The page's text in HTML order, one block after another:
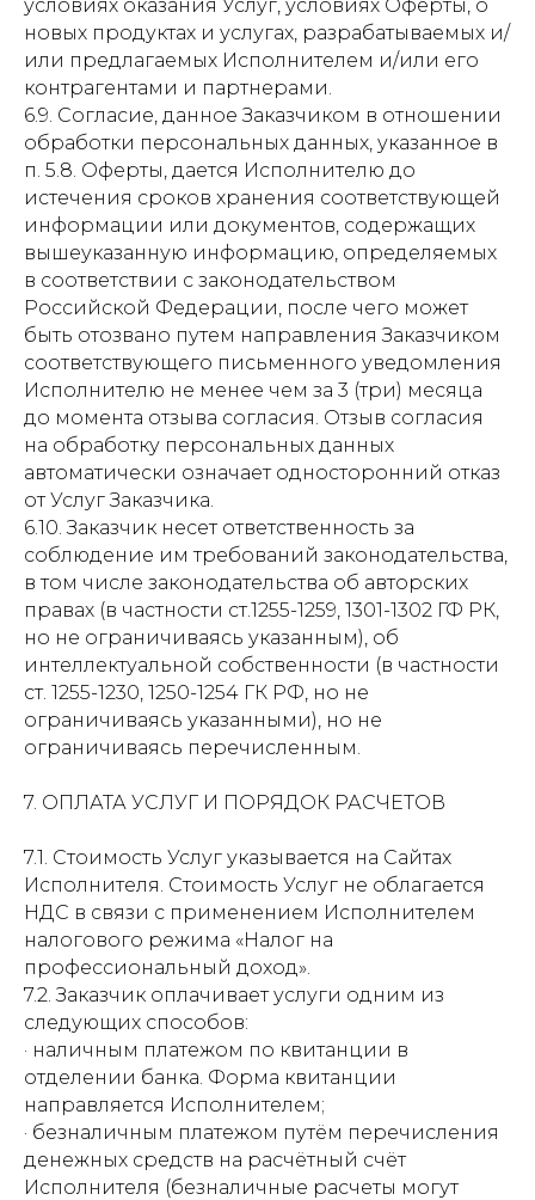
условиях оказания Услуг, условиях Оферты, о
новых продуктах и услугах, разрабатываемых и/
или предлагаемых Исполнителем и/или его
контрагентами и партнерами.
6.9. Согласие, данное Заказчиком в отношении
обработки персональных данных, указанное в
п. 5.8. Оферты, дается Исполнителю до
истечения сроков хранения соответствующей
информации или документов, содержащих
вышеуказанную информацию, определяемых
в соответствии с законодательством
Российской Федерации, после чего может
быть отозвано путем направления Заказчиком
соответствующего письменного уведомления
Исполнителю не менее чем за 3 (три) месяца
до момента отзыва согласия. Отзыв согласия
на обработку персональных данных
автоматически означает односторонний отказ
от Услуг Заказчика.
6.10. Заказчик несет ответственность за
соблюдение им требований законодательства,
в том числе законодательства об авторских
правах (в частности ст.1255-1259, 1301-1302 ГФ РК,
но не ограничиваясь указанным), об
интеллектуальной собственности (в частности
ст. 1255-1230, 1250-1254 ГК РФ, но не
ограничиваясь указанными), но не
ограничиваясь перечисленным.
7. ОПЛАТА УСЛУГ И ПОРЯДОК РАСЧЕТОВ
7.1. Стоимость Услуг указывается на Сайтах
Исполнителя. Стоимость Услуг не облагается
НДС в связи с применением Исполнителем
налогового режима «Налог на
профессиональный доход».
7.2. Заказчик оплачивает услуги одним из
следующих способов:
· наличным платежом по квитанции в
отделении банка. Форма квитанции
направляется Исполнителем;
· безналичным платежом путём перечисления
денежных средств на расчётный счёт
Исполнителя (бе­зналичные расчеты мо­гут